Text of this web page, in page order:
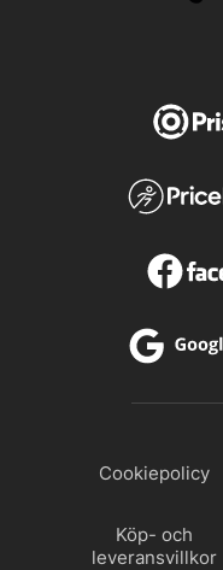
Cookiepolicy
Köp- och
leveransvillkor